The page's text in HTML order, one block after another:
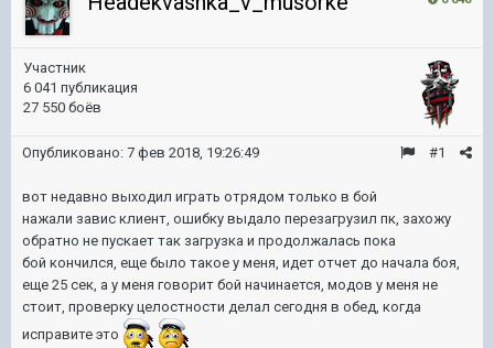
Участник
6 041 публикация
27 550 боёв
#1
Опубликовано: 7 фев 2018, 19:26:49
вот недавно выходил играть отрядом только в бой
нажали завис клиент, ошибку выдало перезагрузил пк, захожу
обратно не пускает так загрузка и продолжалась пока
бой кончился, еще было такое у меня, идет отчет до начала боя,
еще 25 сек, а у меня говорит бой начинается, модов у меня не
стоит, проверку целостности делал сегодня в обед, когда
исправите это